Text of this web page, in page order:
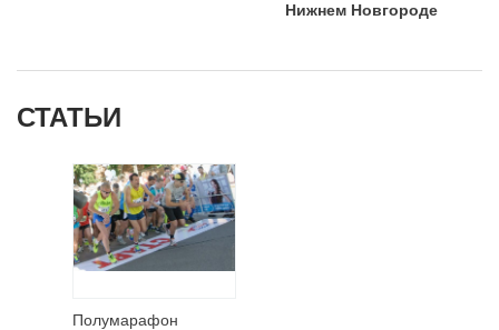
Нижнем Новгороде
СТАТЬИ
Полумарафон